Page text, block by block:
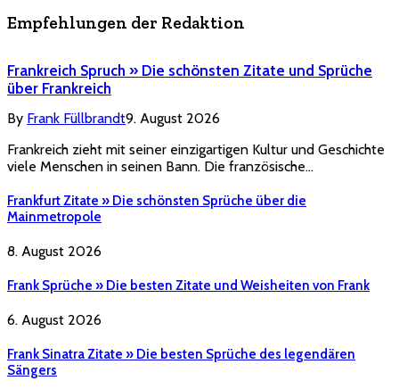
Empfehlungen der Redaktion
Frankreich Spruch » Die schönsten Zitate und Sprüche
über Frankreich
By Frank Füllbrandt9. August 2026
Frankreich zieht mit seiner einzigartigen Kultur und Geschichte
viele Menschen in seinen Bann. Die französische…
Frankfurt Zitate » Die schönsten Sprüche über die
Mainmetropole
8. August 2026
Frank Sprüche » Die besten Zitate und Weisheiten von Frank
6. August 2026
Frank Sinatra Zitate » Die besten Sprüche des legendären
Sängers